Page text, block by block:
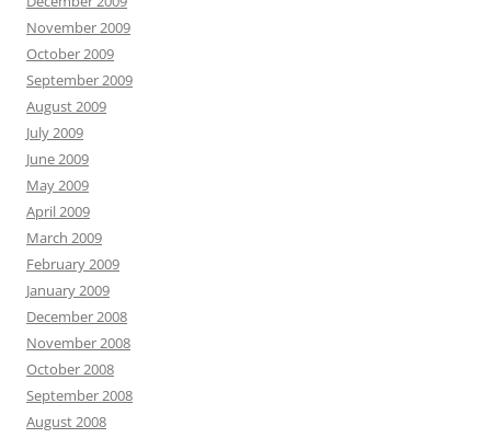
November 2009
October 2009
September 2009
August 2009
July 2009
June 2009
May 2009
April 2009
March 2009
February 2009
January 2009
December 2008
November 2008
October 2008
September 2008
August 2008